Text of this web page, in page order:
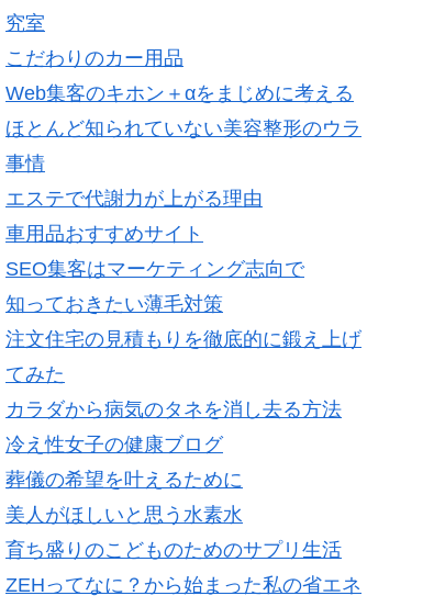
究室
こだわりのカー用品
Web集客のキホン＋αをまじめに考える
ほとんど知られていない美容整形のウラ
事情
エステで代謝力が上がる理由
車用品おすすめサイト
SEO集客はマーケティング志向で
知っておきたい薄毛対策
注文住宅の見積もりを徹底的に鍛え上げ
てみた
カラダから病気のタネを消し去る方法
冷え性女子の健康ブログ
葬儀の希望を叶えるために
美人がほしいと思う水素水
育ち盛りのこどものためのサプリ生活
ZEHってなに？から始まった私の省エネ